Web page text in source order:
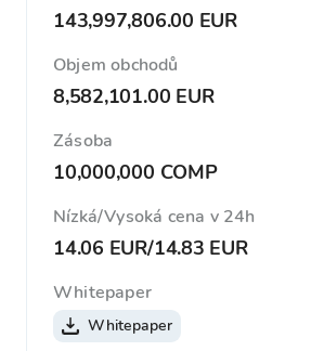
143,997,806.00 EUR
Objem obchodů
8,582,101.00 EUR
Zásoba
10,000,000 COMP
Nízká/Vysoká cena v 24h
14.06 EUR/14.83 EUR
Whitepaper
Whitepaper